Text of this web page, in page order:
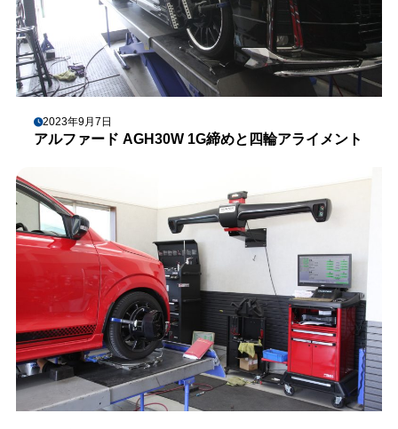
2023年9月7日
アルファード AGH30W 1G締めと四輪アライメント